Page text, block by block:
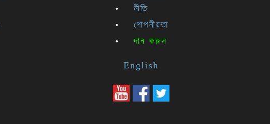
নীতি
গোপনীয়তা
দান করুন
English